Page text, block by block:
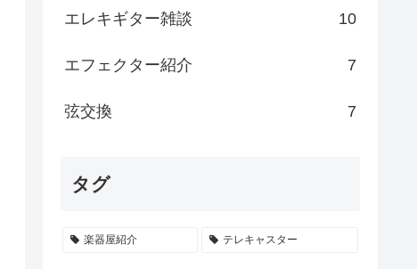
エレキギター雑談 10
エフェクター紹介 7
弦交換 7
タグ
楽器屋紹介 テレキャスター